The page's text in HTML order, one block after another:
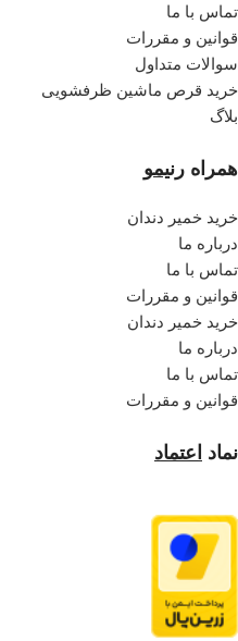
تماس با ما
قوانین و مقررات
سوالات متداول
خرید قرص ماشین ظرفشویی
بلاگ
همراه رنیمو
خرید خمیر دندان
درباره ما
تماس با ما
قوانین و مقررات
خرید خمیر دندان
درباره ما
تماس با ما
قوانین و مقررات
نماد اعتماد